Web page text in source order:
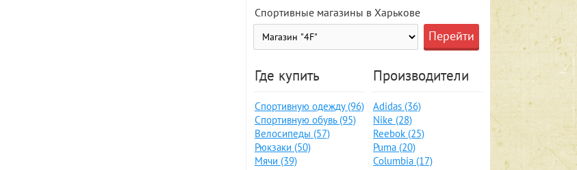
Спортивные магазины в Харькове
Где купить
Спортивную одежду (96)
Спортивную обувь (95)
Велосипеды (57)
Рюкзаки (50)
Мячи (39)
Производители
Adidas (36)
Nike (28)
Reebok (25)
Puma (20)
Columbia (17)